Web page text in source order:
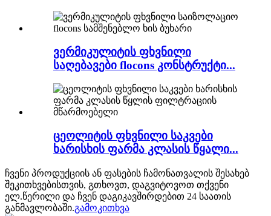
ვერმიკულიტის ფხვნილი
საღებავები flocons კონსტრუქტი...
ცეოლიტის ფხვნილი საკვები
ხარისხის ფარმა კლასის წყალი...
ჩვენი პროდუქციის ან ფასების ჩამონათვალის შესახებ
შეკითხვებისთვის, გთხოვთ, დაგვიტოვოთ თქვენი
ელ.წერილი და ჩვენ დაგიკავშირდებით 24 საათის
განმავლობაში.გამოკითხვა